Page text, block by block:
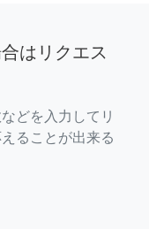
はリクエス
どを入力してリ
ることが出来る